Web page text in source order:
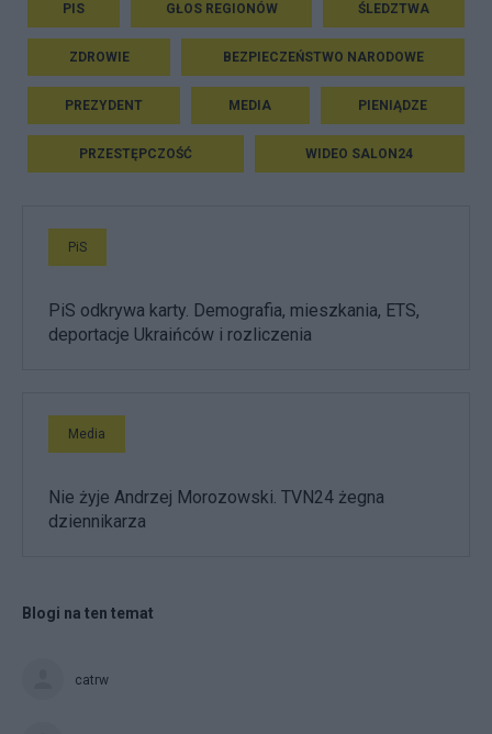
PIS GŁOS REGIONÓW ŚLEDZTWA
ZDROWIE BEZPIECZEŃSTWO NARODOWE
PREZYDENT MEDIA PIENIĄDZE
PRZESTĘPCZOŚĆ WIDEO SALON24
PiS
PiS odkrywa karty. Demografia, mieszkania, ETS,
deportacje Ukraińców i rozliczenia
Media
Nie żyje Andrzej Morozowski. TVN24 żegna
dziennikarza
Blogi na ten temat
catrw